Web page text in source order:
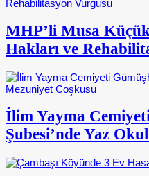
MHP’li Musa
Hakları ve
İlim Yayma
Şubesi’nde Yaz